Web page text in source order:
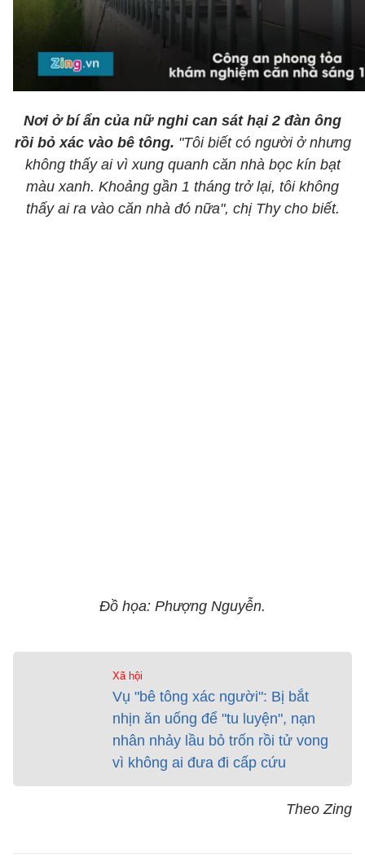
Nơi ở bí ẩn của nữ nghi can sát hại 2 đàn ông
rồi bỏ xác vào bê tông. "Tôi biết có người ở nhưng
không thấy ai vì xung quanh căn nhà bọc kín bạt
màu xanh. Khoảng gần 1 tháng trở lại, tôi không
thấy ai ra vào căn nhà đó nữa", chị Thy cho biết.
Đồ họa: Phượng Nguyễn.
Xã hội
Vụ "bê tông xác người": Bị bắt
nhịn ăn uống để "tu luyện", nạn
nhân nhảy lầu bỏ trốn rồi tử vong
vì không ai đưa đi cấp cứu
Theo Zing